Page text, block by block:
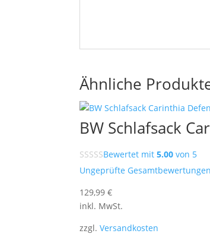
Ähnliche
BW Schlafsack
Bewertet mit5.00 von 5
Ungeprüfte Gesamtbewertungen
129,99€
inkl. MwSt.
zzgl.Versandkosten